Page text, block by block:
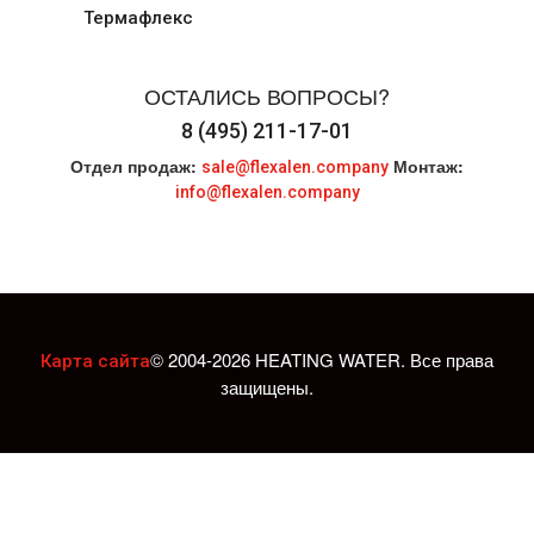
Термафлекс
ОСТАЛИСЬ ВОПРОСЫ?
8 (495) 211-17-01
Отдел продаж: sale@flexalen.company Монтаж:
info@flexalen.company
Карта сайта© 2004-2026 HEATING WATER. Все права
защищены.